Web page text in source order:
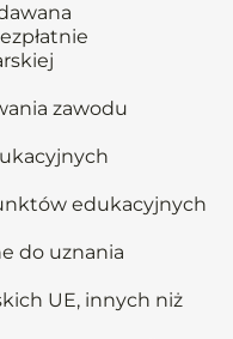
lekarskiej
zawodu
edukacyjnych
edukacyjnych
do uznania
UE, innych niż